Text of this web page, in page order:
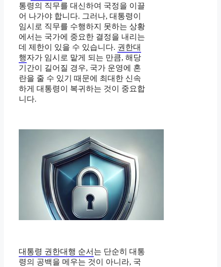
통령의 직무를 대신하여 국정을 이끌
어 나가야 합니다. 그러나, 대통령이
임시로 직무를 수행하지 못하는 상황
에서는 국가에 중요한 결정을 내리는
데 제한이 있을 수 있습니다. 권한대
행자가 임시로 맡게 되는 만큼, 해당
기간이 길어질 경우, 국가 운영에 혼
란을 줄 수 있기 때문에 최대한 신속
하게 대통령이 복귀하는 것이 중요합
니다.
대통령 권한대행 순서 는 단순히 대통
령의 공백을 메우는 것이 아니라, 국